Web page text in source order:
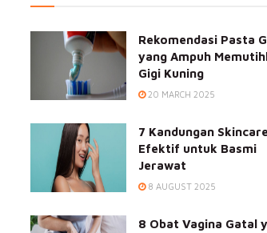
Rekomendasi Pasta
yang Ampuh
Gigi Kuning
20 MARCH 2025
7 Kandungan
Efektif untuk Basmi
Jerawat
8 AUGUST 2025
8 Obat Vagina Gatal